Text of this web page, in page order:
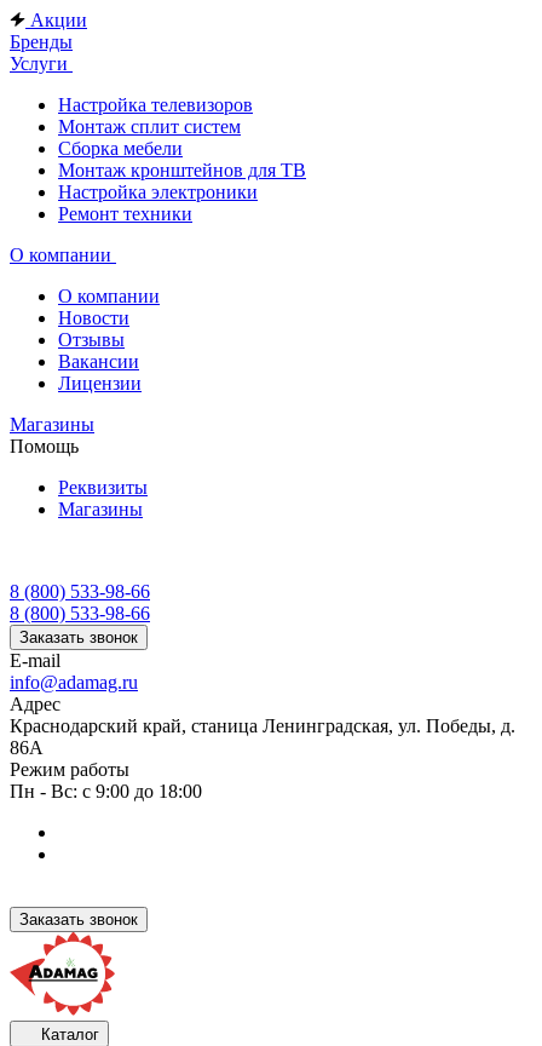
Акции
Бренды
Услуги
Настройка телевизоров
Монтаж сплит систем
Сборка мебели
Монтаж кронштейнов для ТВ
Настройка электроники
Ремонт техники
О компании
О компании
Новости
Отзывы
Вакансии
Лицензии
Магазины
Помощь
Реквизиты
Магазины
8 (800) 533-98-66
8 (800) 533-98-66
Заказать звонок
E-mail
info@adamag.ru
Адрес
Краснодарский край, станица Ленинградская, ул. Победы, д.
86А
Режим работы
Пн - Вс: с 9:00 до 18:00
Заказать звонок
Каталог